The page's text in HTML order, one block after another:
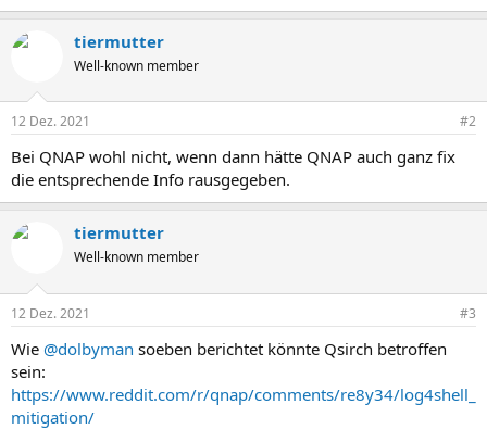
tiermutter
Well-known member
12 Dez. 2021 #2
Bei QNAP wohl nicht, wenn dann hätte QNAP auch ganz fix
die entsprechende Info rausgegeben.
tiermutter
Well-known member
12 Dez. 2021 #3
Wie @dolbyman soeben berichtet könnte Qsirch betroffen
sein:
https://www.reddit.com/r/qnap/comments/re8y34/log4shell_
mitigation/